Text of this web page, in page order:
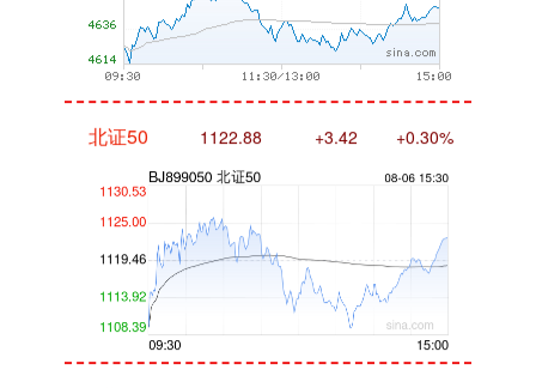
北证50 1122.88 +3.42 +0.30%
创业板指 3515.56 -19.58 -0.55%